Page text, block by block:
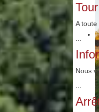
A
Nous